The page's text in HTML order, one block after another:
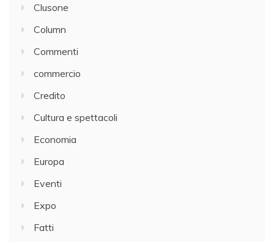
Clusone
Column
Commenti
commercio
Credito
Cultura e spettacoli
Economia
Europa
Eventi
Expo
Fatti